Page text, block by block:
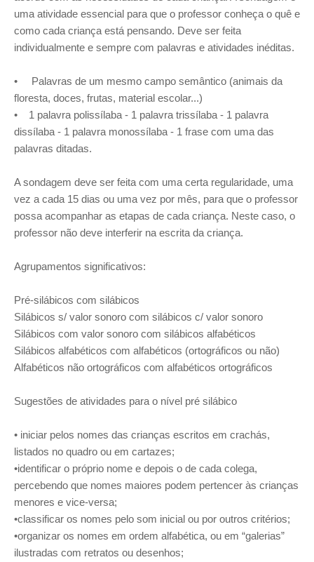
uma atividade essencial para que o professor conheça o quê e
como cada criança está pensando. Deve ser feita
individualmente e sempre com palavras e atividades inéditas.
• Palavras de um mesmo campo semântico (animais da
floresta, doces, frutas, material escolar...)
• 1 palavra polissílaba - 1 palavra trissílaba - 1 palavra
dissílaba - 1 palavra monossílaba - 1 frase com uma das
palavras ditadas.
A sondagem deve ser feita com uma certa regularidade, uma
vez a cada 15 dias ou uma vez por mês, para que o professor
possa acompanhar as etapas de cada criança. Neste caso, o
professor não deve interferir na escrita da criança.
Agrupamentos significativos:
Pré-silábicos com silábicos
Silábicos s/ valor sonoro com silábicos c/ valor sonoro
Silábicos com valor sonoro com silábicos alfabéticos
Silábicos alfabéticos com alfabéticos (ortográficos ou não)
Alfabéticos não ortográficos com alfabéticos ortográficos
Sugestões de atividades para o nível pré silábico
• iniciar pelos nomes das crianças escritos em crachás,
listados no quadro ou em cartazes;
•identificar o próprio nome e depois o de cada colega,
percebendo que nomes maiores podem pertencer às crianças
menores e vice-versa;
•classificar os nomes pelo som inicial ou por outros critérios;
•organizar os nomes em ordem alfabética, ou em “galerias”
ilustradas com retratos ou desenhos;